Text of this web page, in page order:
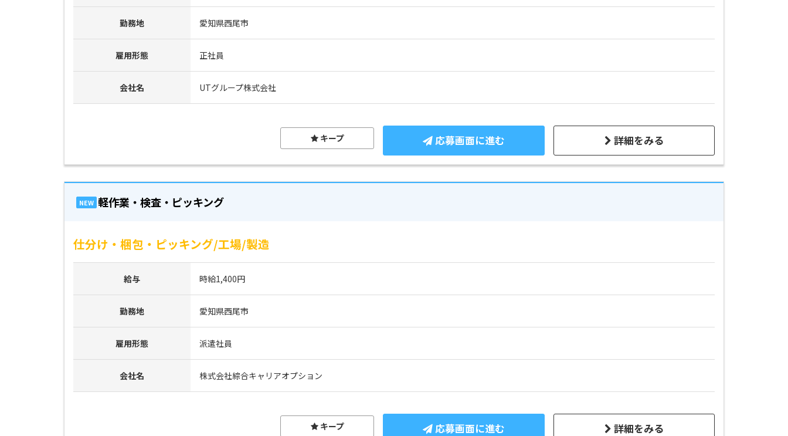
勤務地 愛知県西尾市
雇用形態 正社員
会社名 UTグループ株式会社
詳細をみる
応募画面に進む
キープ
NEW 軽作業・検査・ピッキング
仕分け・梱包・ピッキング/工場/製造
給与 時給1,400円
勤務地 愛知県西尾市
雇用形態 派遣社員
会社名 株式会社綜合キャリアオプション
詳細をみる
応募画面に進む
キープ